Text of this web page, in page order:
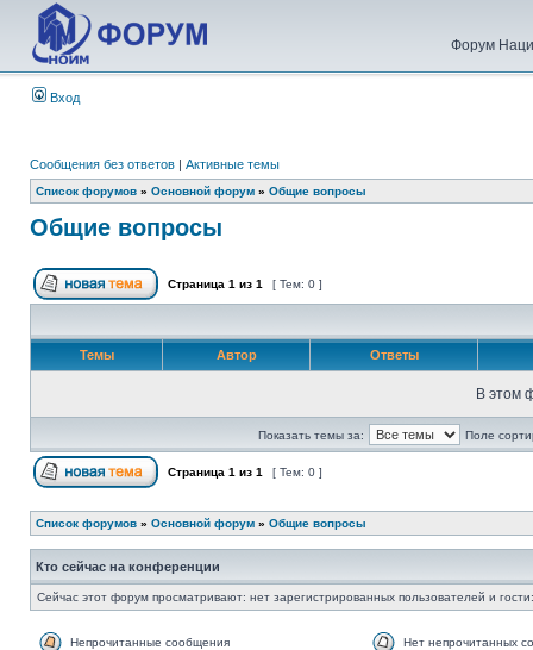
Форум
Вход
Сообщения без ответов | Активные темы
Список форумов » Основной форум » Общие вопросы
Общие вопросы
Страница 1 из 1 [ Тем: 0 ]
Темы Автор Ответы
В этом
Показать темы за: Поле
Страница 1 из 1 [ Тем: 0 ]
Список форумов » Основной форум » Общие вопросы
Кто сейчас на конференции
Сейчас этот форум просматривают: нет зарегистрированных пользователей и
Непрочитанные сообщения Нет непрочитанных